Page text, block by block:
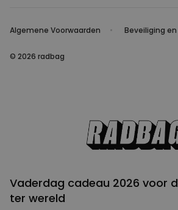
Algemene Voorwaarden Beveiliging
© 2026 radbag
Vaderdag cadeau 2026 voor
ter wereld